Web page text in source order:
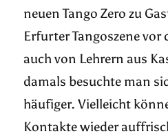
neuen Tango Zero zu
Erfurter Tangoszene vor
auch von Lehrern aus
damals besuchte man
häufiger. Vielleicht
Kontakte wieder